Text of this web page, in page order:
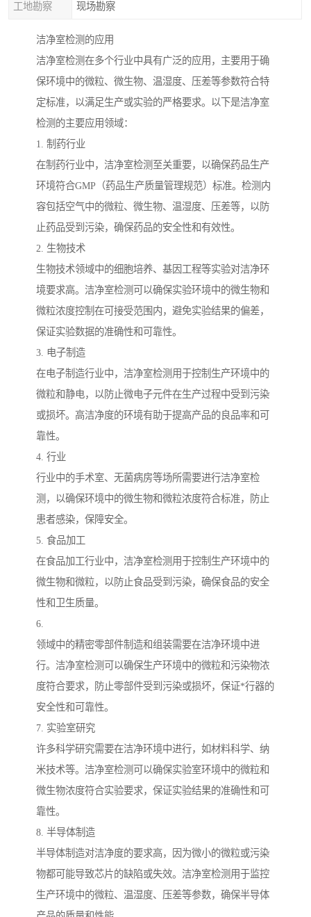
工地勘察 现场勘察
洁净室检测的应用
洁净室检测在多个行业中具有广泛的应用，主要用于确
保环境中的微粒、微生物、温湿度、压差等参数符合特
定标准，以满足生产或实验的严格要求。以下是洁净室
检测的主要应用领域：
1. 制药行业
在制药行业中，洁净室检测至关重要，以确保药品生产
环境符合GMP（药品生产质量管理规范）标准。检测内
容包括空气中的微粒、微生物、温湿度、压差等，以防
止药品受到污染，确保药品的安全性和有效性。
2. 生物技术
生物技术领域中的细胞培养、基因工程等实验对洁净环
境要求高。洁净室检测可以确保实验环境中的微生物和
微粒浓度控制在可接受范围内，避免实验结果的偏差，
保证实验数据的准确性和可靠性。
3. 电子制造
在电子制造行业中，洁净室检测用于控制生产环境中的
微粒和静电，以防止微电子元件在生产过程中受到污染
或损坏。高洁净度的环境有助于提高产品的良品率和可
靠性。
4. 行业
行业中的手术室、无菌病房等场所需要进行洁净室检
测，以确保环境中的微生物和微粒浓度符合标准，防止
患者感染，保障安全。
5. 食品加工
在食品加工行业中，洁净室检测用于控制生产环境中的
微生物和微粒，以防止食品受到污染，确保食品的安全
性和卫生质量。
6.
领域中的精密零部件制造和组装需要在洁净环境中进
行。洁净室检测可以确保生产环境中的微粒和污染物浓
度符合要求，防止零部件受到污染或损坏，保证*行器的
安全性和可靠性。
7. 实验室研究
许多科学研究需要在洁净环境中进行，如材料科学、纳
米技术等。洁净室检测可以确保实验室环境中的微粒和
微生物浓度符合实验要求，保证实验结果的准确性和可
靠性。
8. 半导体制造
半导体制造对洁净度的要求高，因为微小的微粒或污染
物都可能导致芯片的缺陷或失效。洁净室检测用于监控
生产环境中的微粒、温湿度、压差等参数，确保半导体